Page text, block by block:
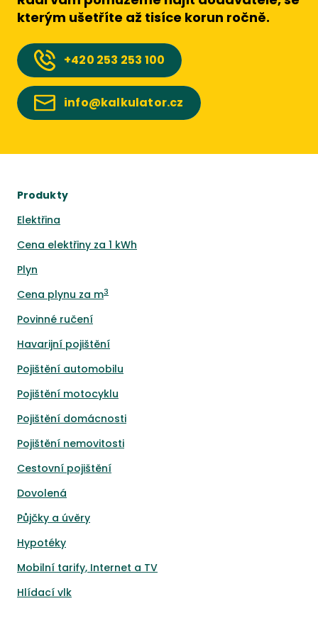
kterým ušetříte až tisíce korun ročně.
+420 253 253 100
info@kalkulator.cz
Produkty
Elektřina
Cena elektřiny za 1 kWh
Plyn
Cena plynu za m3
Povinné ručení
Havarijní pojištění
Pojištění automobilu
Pojištění motocyklu
Pojištění domácnosti
Pojištění nemovitosti
Cestovní pojištění
Dovolená
Půjčky a úvěry
Hypotéky
Mobilní tarify, Internet a TV
Hlídací vlk